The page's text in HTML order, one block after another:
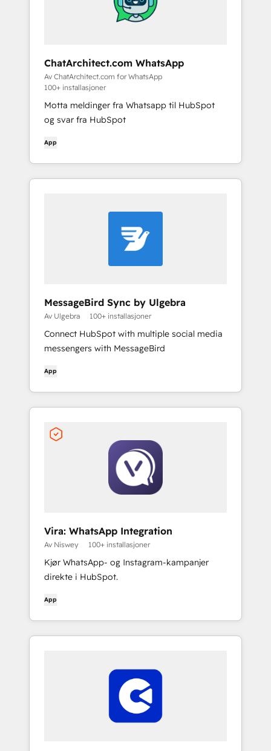
ChatArchitect.com WhatsApp
Av ChatArchitect.com for WhatsApp
100+ installasjoner
Motta meldinger fra Whatsapp til HubSpot
og svar fra HubSpot
App
MessageBird Sync by Ulgebra
Av Ulgebra 100+ installasjoner
Connect HubSpot with multiple social media
messengers with MessageBird
App
Vira: WhatsApp Integration
Av Niswey 100+ installasjoner
Kjør WhatsApp- og Instagram-kampanjer
direkte i HubSpot.
App